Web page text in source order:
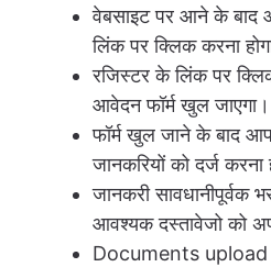
वेबसाइट पर आने के बाद
लिंक पर क्लिक करना
रजिस्टर के लिंक पर
आवेदन फॉर्म खुल जाएगा।
फॉर्म खुल जाने के बाद
जानकरियों को दर्ज करना
जानकरी सावधानीपूर्वक
आवश्यक दस्तावेजो को
Documents upload